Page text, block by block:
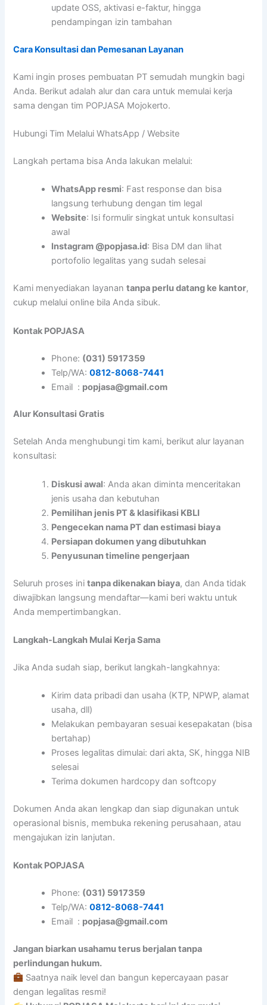
update OSS, aktivasi e-faktur, hingga
pendampingan izin tambahan
Cara Konsultasi dan Pemesanan Layanan
Kami ingin proses pembuatan PT semudah mungkin bagi
Anda. Berikut adalah alur dan cara untuk memulai kerja
sama dengan tim POPJASA Mojokerto.
Hubungi Tim Melalui WhatsApp / Website
Langkah pertama bisa Anda lakukan melalui:
WhatsApp resmi: Fast response dan bisa
langsung terhubung dengan tim legal
Website: Isi formulir singkat untuk konsultasi
awal
Instagram @popjasa.id: Bisa DM dan lihat
portofolio legalitas yang sudah selesai
Kami menyediakan layanantanpa perlu datang ke kantor,
cukup melalui online bila Anda sibuk.
Kontak POPJASA
Phone: (031) 5917359
Telp/WA: 0812-8068-7441
Email : popjasa@gmail.com
Alur Konsultasi Gratis
Setelah Anda menghubungi tim kami, berikut alur layanan
konsultasi:
Diskusi awal: Anda akan diminta menceritakan
jenis usaha dan kebutuhan
Pemilihan jenis PT & klasifikasi KBLI
Pengecekan nama PT dan estimasi biaya
Persiapan dokumen yang dibutuhkan
Penyusunan timeline pengerjaan
Seluruh proses initanpa dikenakan biaya, dan Anda tidak
diwajibkan langsung mendaftar—kami beri waktu untuk
Anda mempertimbangkan.
Langkah-Langkah Mulai Kerja Sama
Jika Anda sudah siap, berikut langkah-langkahnya:
Kirim data pribadi dan usaha (KTP, NPWP, alamat
usaha, dll)
Melakukan pembayaran sesuai kesepakatan (bisa
bertahap)
Proses legalitas dimulai: dari akta, SK, hingga NIB
selesai
Terima dokumen hardcopy dan softcopy
Dokumen Anda akan lengkap dan siap digunakan untuk
operasional bisnis, membuka rekening perusahaan, atau
mengajukan izin lanjutan.
Kontak POPJASA
Phone: (031) 5917359
Telp/WA: 0812-8068-7441
Email : popjasa@gmail.com
Jangan biarkan usahamu terus berjalan tanpa
perlindungan hukum.
Saatnya naik level dan bangun kepercayaan pasar
dengan legalitas resmi!